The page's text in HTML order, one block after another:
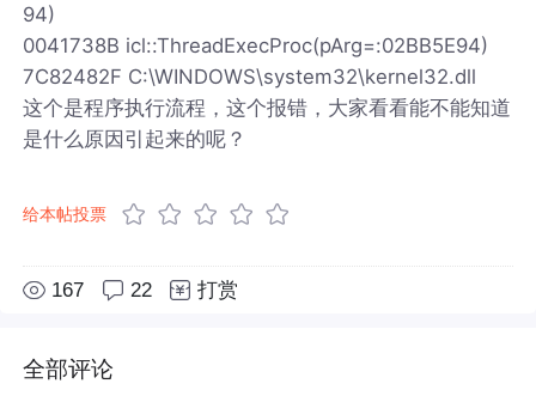
94)
0041738B icl::ThreadExecProc(pArg=:02BB5E94)
7C82482F C:\WINDOWS\system32\kernel32.dll
这个是程序执行流程，这个报错，大家看看能不能知道
是什么原因引起来的呢？
给本帖投票
167 22 打赏
全部评论